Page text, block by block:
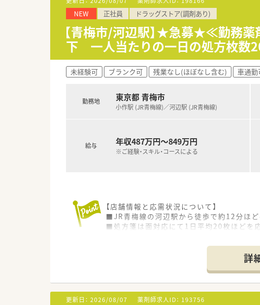
■ドラッグストアと調剤室は分離申請され
ドラッグ特有の遅くまで働く心配はござい
残業時間も平均で月に6～10時間程度とな
■1人あたりの1日の処方箋処理枚数を20枚
ゆとりを持って就業できる環境です。
■「健康経営優良法人」の資格を2年連続取
有給消化、産休・育休取得、残業時間の管
■産休休暇は最長で3歳まで、育児時短勤務
■「えるぼし」最高位３つ星認定取得！
女性の活躍を推進する企業として国から
■機械化も進んでおり、薬歴は音声入力シ
その他、自動調剤分包機や無菌調剤室な
■本部にメディカルサポートセンターを設
ピッキング指示書や処方数の多い薬から
＼ 店舗異動について ／
■グループ全体で全国展開をしております
各エリアをグループ内で統括しているの
新卒向けの研修は勿論のこと、各自のキ
また年に1回アメリカもしくはハワイでの
「日本の10年先の薬局経営」と言われる
NEW 正社員 ドラッグストア(調剤あり)
【青梅市/河辺駅】★急募★≪勤務
下 一人当たりの一日の処方枚
未経験可 ブランク可 残業なし(ほぼなし含む) 車通勤
勤務地 東京都 青梅市
小作駅 (JR青梅線)／河辺駅 (JR青梅線)
給与 年収487万円～849万円
※ご経験・スキル・コースによる
【店舗情報と応需状況について】
■JR青梅線の河辺駅から徒歩で約12分ほど
■処方箋は面対応にて1日平均20枚ほどを
■月間の平均残業時間は6時間から10時間
■年間休日は117日に設定されており、有
■調剤室はドラッグストア売場と分離申請
詳
更新日： 2026/08/07 薬剤師求人ID： 193756